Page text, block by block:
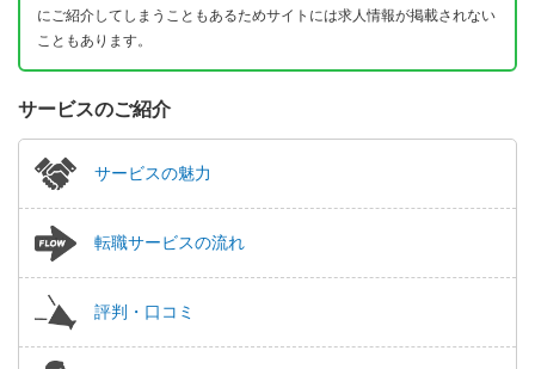
にご紹介してしまうこともあるためサイトには求人情報が掲載されない
こともあります。
サービスのご紹介
サービスの魅力
転職サービスの流れ
評判・口コミ